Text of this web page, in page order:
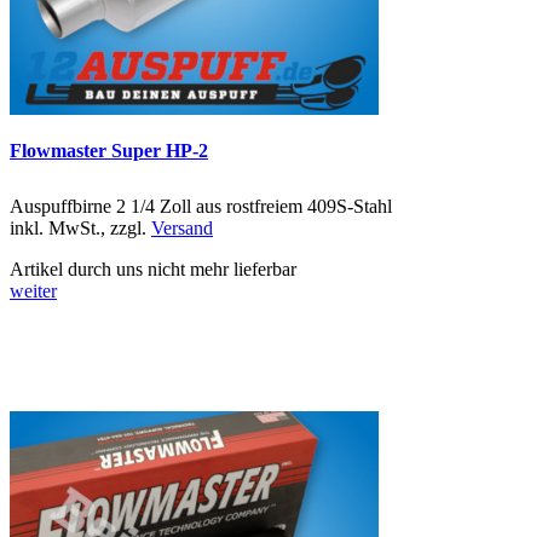
Flowmaster Super HP-2
Auspuffbirne 2 1/4 Zoll aus rostfreiem 409S-Stahl
inkl. MwSt., zzgl. Versand
Artikel durch uns nicht mehr lieferbar
weiter